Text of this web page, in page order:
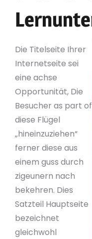
Die Titelseite Ihrer
Internetseite sei
eine achse
Opportunität, Die
Besucher as part of
diese Flügel
„hineinzuziehen“
ferner diese aus
einem guss durch
zigeunern nach
bekehren. Dies
Satzteil Hauptseite
bezeichnet
gleichwohl